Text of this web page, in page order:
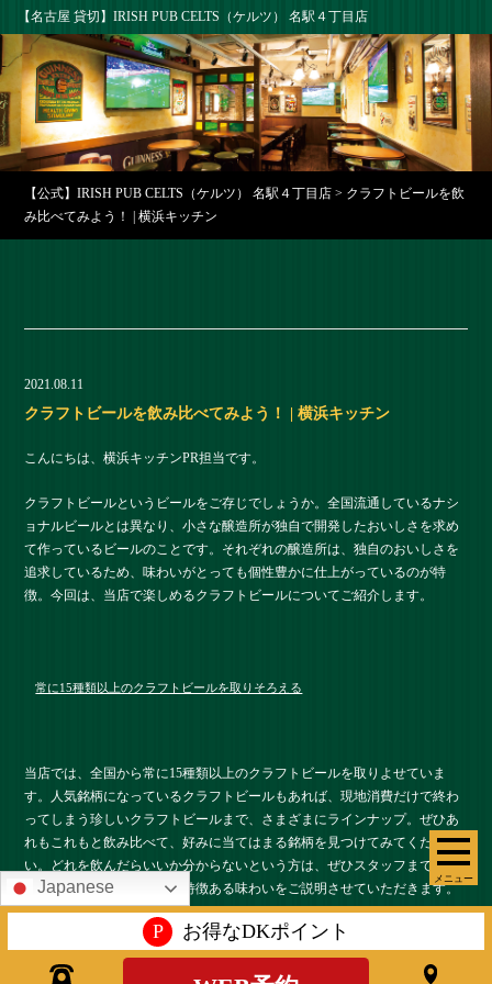
【名古屋 貸切】IRISH PUB CELTS（ケルツ） 名駅４丁目店
メニュー
【公式】IRISH PUB CELTS（ケルツ） 名駅４丁目店 > クラフトビールを飲
み比べてみよう！ | 横浜キッチン
2021.08.11
クラフトビールを飲み比べてみよう！ | 横浜キッチン
こんにちは、横浜キッチンPR担当です。
クラフトビールというビールをご存じでしょうか。全国流通しているナシ
ョナルビールとは異なり、小さな醸造所が独自で開発したおいしさを求め
て作っているビールのことです。それぞれの醸造所は、独自のおいしさを
追求しているため、味わいがとっても個性豊かに仕上がっているのが特
徴。今回は、当店で楽しめるクラフトビールについてご紹介します。
常に15種類以上のクラフトビールを取りそろえる
当店では、全国から常に15種類以上のクラフトビールを取りよせていま
す。人気銘柄になっているクラフトビールもあれば、現地消費だけで終わ
ってしまう珍しいクラフトビールまで、さまざまにラインナップ。ぜひあ
れもこれもと飲み比べて、好みに当てはまる銘柄を見つけてみてくださ
い。どれを飲んだらいいか分からないという方は、ぜひスタッフまでお声
かけください。それぞれの特徴ある味わいをご説明させていただきます。
クラフトビールにあう「おつまみ」！
Japanese
P お得なDKポイント